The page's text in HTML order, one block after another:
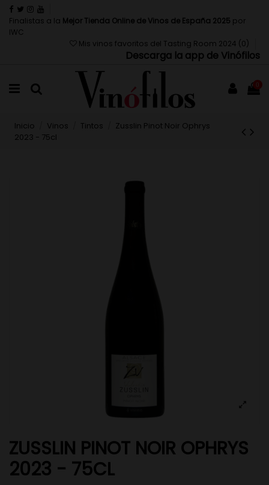
Finalistas a la Mejor Tienda Online de Vinos de España 2025 por
IWC
Mis vinos favoritos del Tasting Room 2024 (0 )
Descarga la app de Vinófilos
0
Inicio Vinos Tintos
Zusslin Pinot Noir Ophrys
2023 - 75cl
ZUSSLIN PINOT NOIR OPHRYS
2023 - 75CL